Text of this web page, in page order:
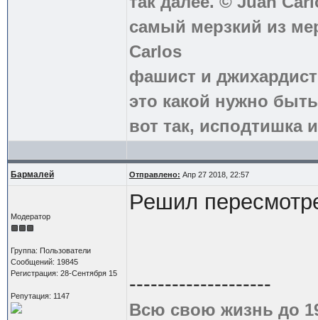
самый мерзкий из
Carlos
фашист и
это какой нужно
вот так, исподтишка
Бармалей Отправлено: Апр 27 2018, 22:57
Модератор
Группа: Пользователи
Сообщений: 19845
Регистрация: 28-Сентября 15
Репутация: 1147
Решил
--------------------
Всю свою жизнь до